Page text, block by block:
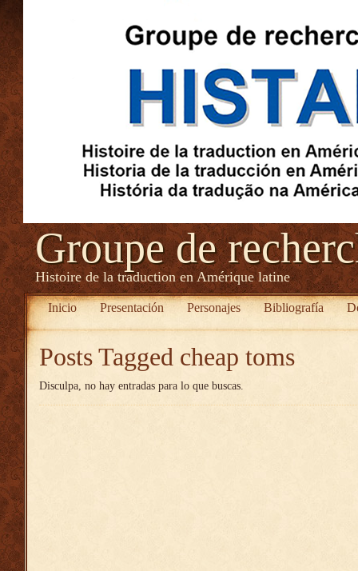
Groupe de
Histoire de la traduction en Amérique latine
Inicio Presentación Personajes Bibliografía
Posts Tagged cheap toms
Disculpa, no hay entradas para lo que buscas.